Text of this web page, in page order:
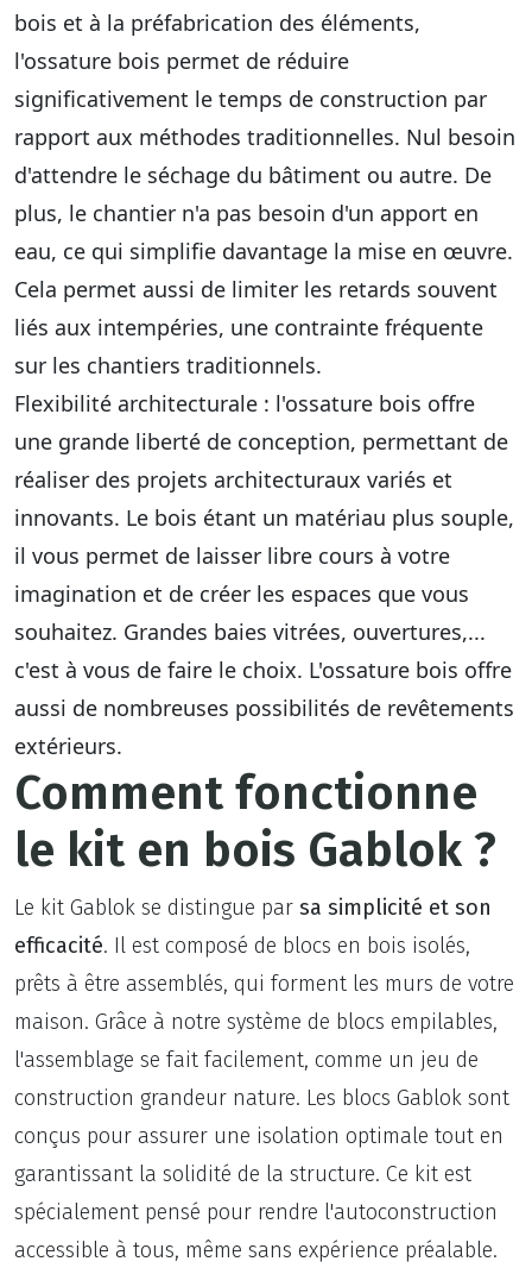
bois et à la préfabrication des éléments,
l'ossature bois permet de réduire
significativement le temps de construction par
rapport aux méthodes traditionnelles. Nul besoin
d'attendre le séchage du bâtiment ou autre. De
plus, le chantier n'a pas besoin d'un apport en
eau, ce qui simplifie davantage la mise en œuvre.
Cela permet aussi de limiter les retards souvent
liés aux intempéries, une contrainte fréquente
sur les chantiers traditionnels.
Flexibilité architecturale : l'ossature bois offre
une grande liberté de conception, permettant de
réaliser des projets architecturaux variés et
innovants. Le bois étant un matériau plus souple,
il vous permet de laisser libre cours à votre
imagination et de créer les espaces que vous
souhaitez. Grandes baies vitrées, ouvertures,...
c'est à vous de faire le choix. L'ossature bois offre
aussi de nombreuses possibilités de revêtements
extérieurs.
Comment fonctionne
le kit en bois Gablok ?
Le kit Gablok se distingue par sa simplicité et son
efficacité. Il est composé de blocs en bois isolés,
prêts à être assemblés, qui forment les murs de votre
maison. Grâce à notre système de blocs empilables,
l'assemblage se fait facilement, comme un jeu de
construction grandeur nature. Les blocs Gablok sont
conçus pour assurer une isolation optimale tout en
garantissant la solidité de la structure. Ce kit est
spécialement pensé pour rendre l'autoconstruction
accessible à tous, même sans expérience préalable.